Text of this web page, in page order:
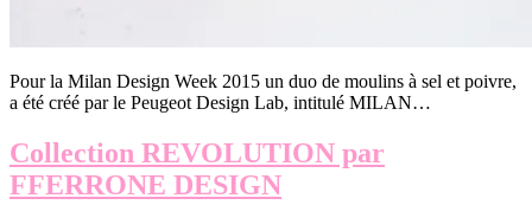
Pour la Milan Design Week 2015 un duo de moulins à sel et poivre,
a été créé par le Peugeot Design Lab, intitulé MILAN…
Collection REVOLUTION par
FFERRONE DESIGN